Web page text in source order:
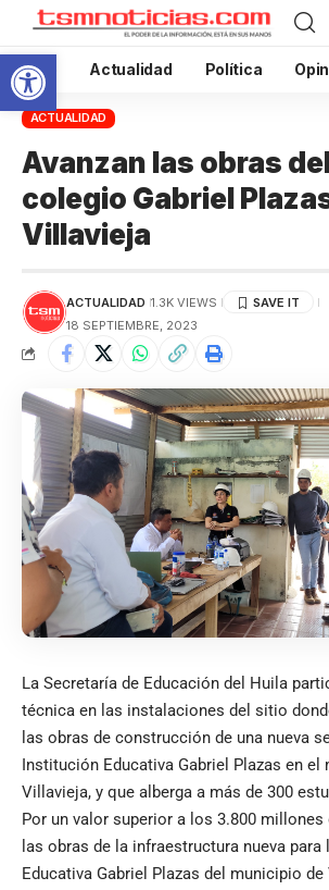
Abrir barra de herramientas
Inicio Actualidad Política
ACTUALIDAD
Avanzan las obras
colegio Gabriel
Villavieja
ACTUALIDAD 1.3K VIEWS
18 SEPTIEMBRE, 2023
La Secretaría de Educación del Huila
técnica en las instalaciones del sitio
las obras de construcción de una nueva
Institución Educativa Gabriel Plazas en el
Villavieja, y que alberga a más de 300
Por un valor superior a los 3.800 millones
las obras de la infraestructura nueva
Educativa Gabriel Plazas del municipio